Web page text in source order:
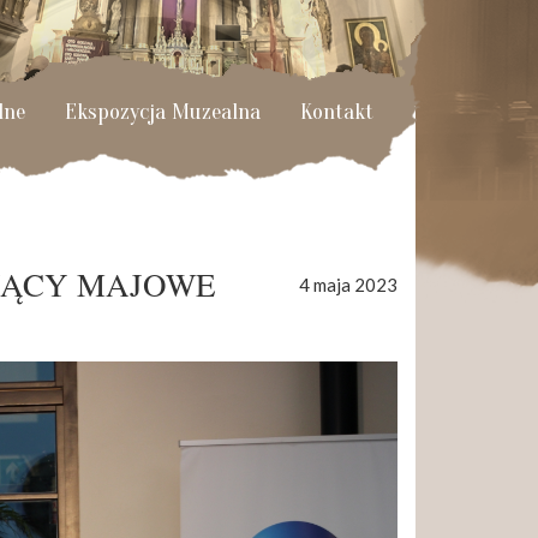
Ekspozycja Muzealna Kontakt
4 maja 2023
MAJOWE